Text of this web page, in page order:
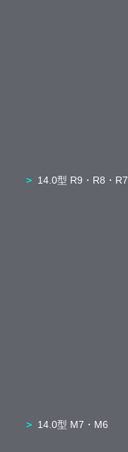
14.0型 R9・R8・R7
14.0型 M7・M6